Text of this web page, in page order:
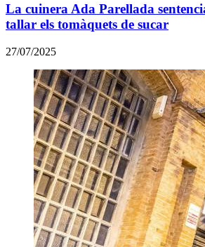
La cuinera Ada Parellada
tallar els tomàquets de sucar
27/07/2025